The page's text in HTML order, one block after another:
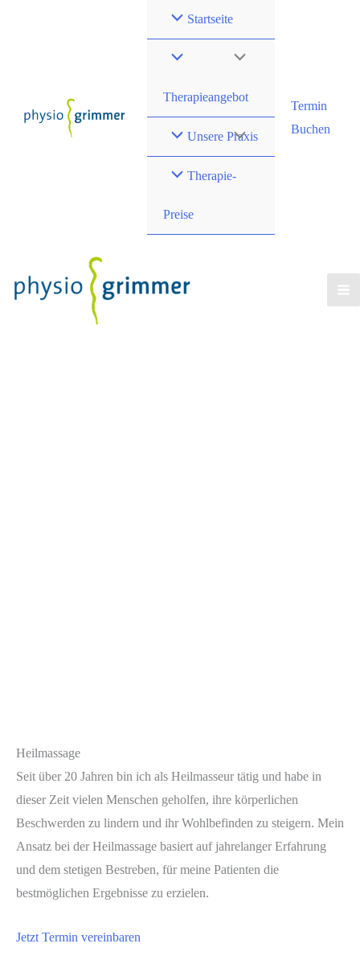
Startseite
Therapieangebot
Unsere Praxis
Therapie-
Preise
Termin
Buchen
Heilmassage
Seit über 20 Jahren bin ich als Heilmasseur tätig und habe in
dieser Zeit vielen Menschen geholfen, ihre körperlichen
Beschwerden zu lindern und ihr Wohlbefinden zu steigern. Mein
Ansatz bei der Heilmassage basiert auf jahrelanger Erfahrung
und dem stetigen Bestreben, für meine Patienten die
bestmöglichen Ergebnisse zu erzielen.
Jetzt Termin vereinbaren